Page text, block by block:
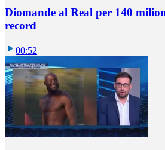
Diomande al Real per 140
record
00:52